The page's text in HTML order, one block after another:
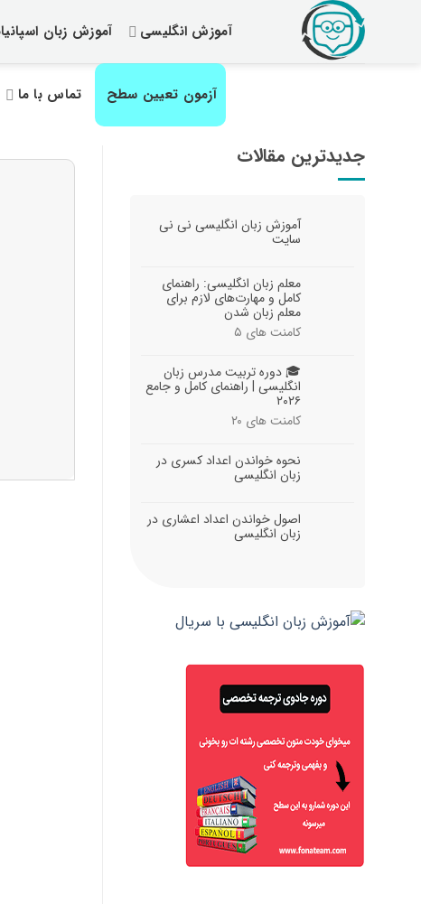
آموزش انگلیسی آموزش زبان
آزمون تعیین سطح تماس با ما
جدیدترین مقالات
آموزش زبان انگلیسی نی نی
سایت
معلم زبان انگلیسی: راهنمای
کامل و مهارت‌های لازم برای
معلم زبان شدن
کامنت های ۵
🎓 دوره تربیت مدرس زبان
انگلیسی | راهنمای کامل و جامع
۲۰۲۶
کامنت های ۲۰
نحوه خواندن اعداد کسری در
زبان انگلیسی
اصول خواندن اعداد اعشاری در
زبان انگلیسی